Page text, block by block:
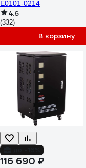
Е0101-0214
4.6
(332)
В корзину
116 690 ₽